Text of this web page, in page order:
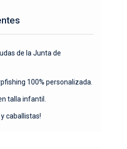
de la Junta de
100% personalizada.
talla infantil.
caballistas!